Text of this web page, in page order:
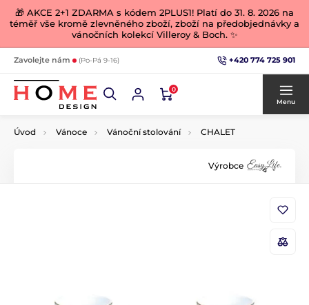
🎁 AKCE 2+1 ZDARMA s kódem 2PLUS1! Platí do 31. 8. 2026 na
téměř vše kromě zlevněného zboží, zboží na předobjednávky a
vánočních kolekcí Villeroy & Boch. ✨
Zavolejte nám (Po-Pá 9-16) +420 774 725 901
0
Menu
Úvod Vánoce Vánoční stolování CHALET
Výrobce